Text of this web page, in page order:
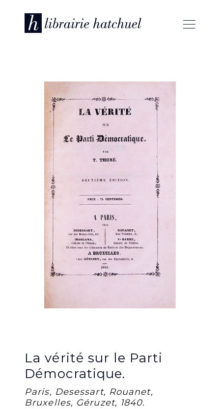
La vérité sur le Parti
Démocratique.
Paris, Desessart, Rouanet,
Bruxelles, Géruzet, 1840.